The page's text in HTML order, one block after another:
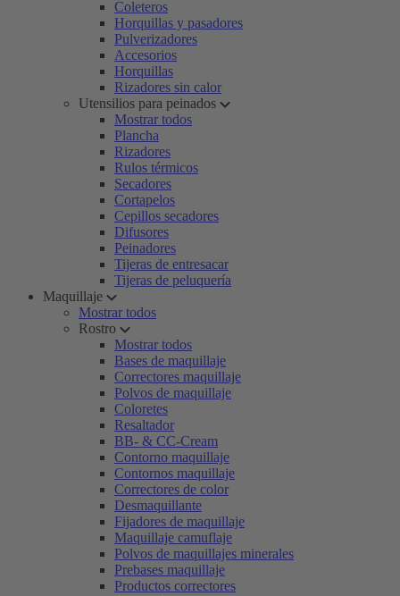
Coleteros
Horquillas y pasadores
Pulverizadores
Accesorios
Horquillas
Rizadores sin calor
Utensilios para peinados
Mostrar todos
Plancha
Rizadores
Rulos térmicos
Secadores
Cortapelos
Cepillos secadores
Difusores
Peinadores
Tijeras de entresacar
Tijeras de peluquería
Maquillaje
Mostrar todos
Rostro
Mostrar todos
Bases de maquillaje
Correctores maquillaje
Polvos de maquillaje
Coloretes
Resaltador
BB- & CC-Cream
Contorno maquillaje
Contornos maquillaje
Correctores de color
Desmaquillante
Fijadores de maquillaje
Maquillaje camuflaje
Polvos de maquillajes minerales
Prebases maquillaje
Productos correctores